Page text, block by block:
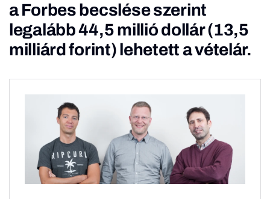
a Forbes becslése szerint
legalább 44,5 millió dollár (13,5
milliárd forint) lehetett a vételár.